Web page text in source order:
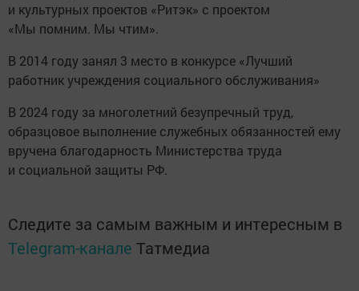
и культурных проектов «Ритэк» с проектом
«Мы помним. Мы чтим».
В 2014 году занял 3 место в конкурсе «Лучший
работник учреждения социального обслуживания»
В 2024 году за многолетний безупречный труд,
образцовое выполнение служебных обязанностей ему
вручена благодарность Министерства труда
и социальной защиты РФ.
Следите за самым важным и интересным в
Telegram-канале Татмедиа